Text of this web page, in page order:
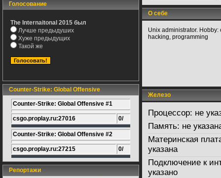
Голосование
The Internaitonal 2015 был
Лучше предыдуших
Хуже предыдущих
Такой же
Counter-Strike: Global Offensive
Counter-Strike: Global Offensive #1
csgo.proplay.ru:27016 0/
Counter-Strike: Global Offensive #2
csgo.proplay.ru:27215 0/
Репортажи
О себе
Unix administrator. Hobby:
hacking, programming
Железо
Процессор: не
Память: не
Материнская
указана
Подключение к
указано